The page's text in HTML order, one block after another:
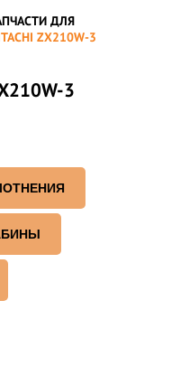
ДЛЯ
ZX210W-3
3